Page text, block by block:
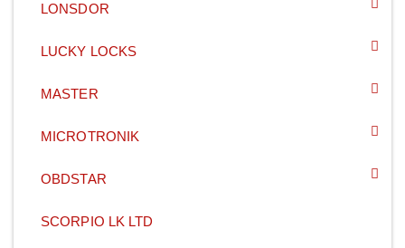
LONSDOR
LUCKY LOCKS
MASTER
MICROTRONIK
OBDSTAR
SCORPIO LK LTD